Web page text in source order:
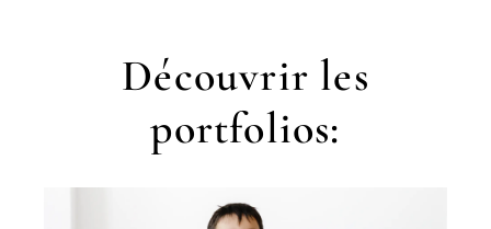
Découvrir les
portfolios: